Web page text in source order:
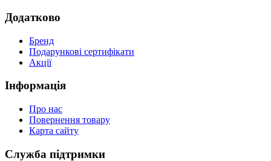
Додатково
Бренд
Подарункові сертифікати
Акції
Інформація
Про нас
Повернення товару
Карта сайту
Служба підтримки